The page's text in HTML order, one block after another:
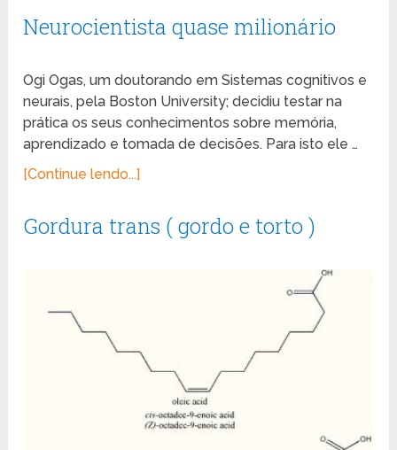
Neurocientista quase milionário
Ogi Ogas, um doutorando em Sistemas cognitivos e
neurais, pela Boston University; decidiu testar na
prática os seus conhecimentos sobre memória,
aprendizado e tomada de decisões. Para isto ele …
[Continue lendo...]
Gordura trans ( gordo e torto )